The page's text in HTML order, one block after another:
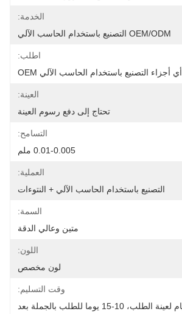
الخدمة:
OEM/ODM التصنيع باستخدام الحاسب الآلي
اطلب:
أي أجزاء التصنيع باستخدام الحاسب الآلي OEM
العينة:
تحتاج إلى دفع رسوم العينة
التسامح:
0.01-0.005 ملم
العملية:
التصنيع باستخدام الحاسب الآلي + النتوءات
السمة:
متين وعالي الدقة
اللون:
لون مخصص
وقت التسليم: